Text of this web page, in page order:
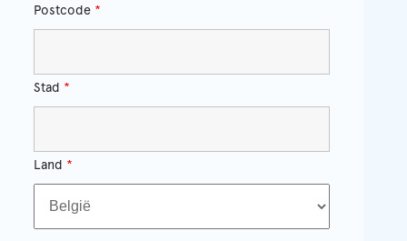
Postcode *
Stad *
Land *